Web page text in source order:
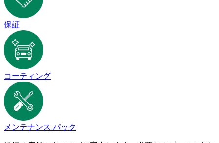
保証
コーティング
メンテナンス パック